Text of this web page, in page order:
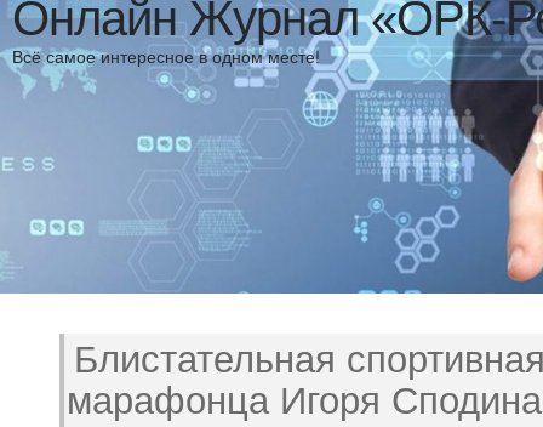
Онлайн Журнал «ОРК-
Всё самое интересное в одном месте!
Блистательная
марафонца Игоря Сподина